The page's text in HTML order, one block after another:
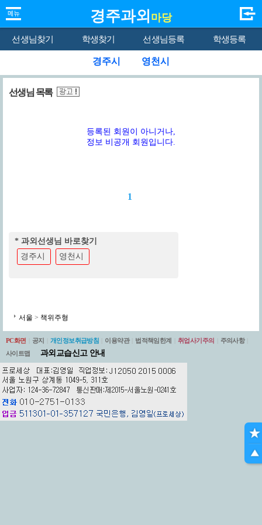
경주과외 마당
선생님찾기 학생찾기 선생님등록 학생등록
경주시 영천시
선생님 목록
등록된 회원이 아니거나,
정보 비공개 회원입니다.
1
* 과외선생님 바로찾기
경주시
영천시
서울 > 책위주형
PC화면 공지 개인정보취급방침 이용약관 법적책임한계 취업사기주의 주의사항
사이트맵
과외교습신고 안내